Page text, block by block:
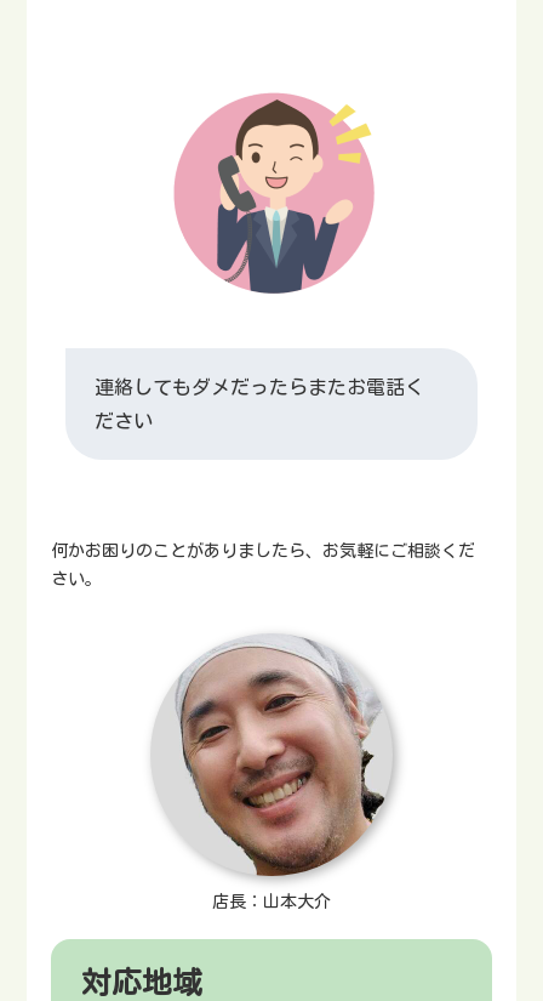
連絡してもダメだったらまたお電話く
ださい
何かお困りのことがありましたら、お気軽にご相談くだ
さい。
店長：山本大介
対応地域